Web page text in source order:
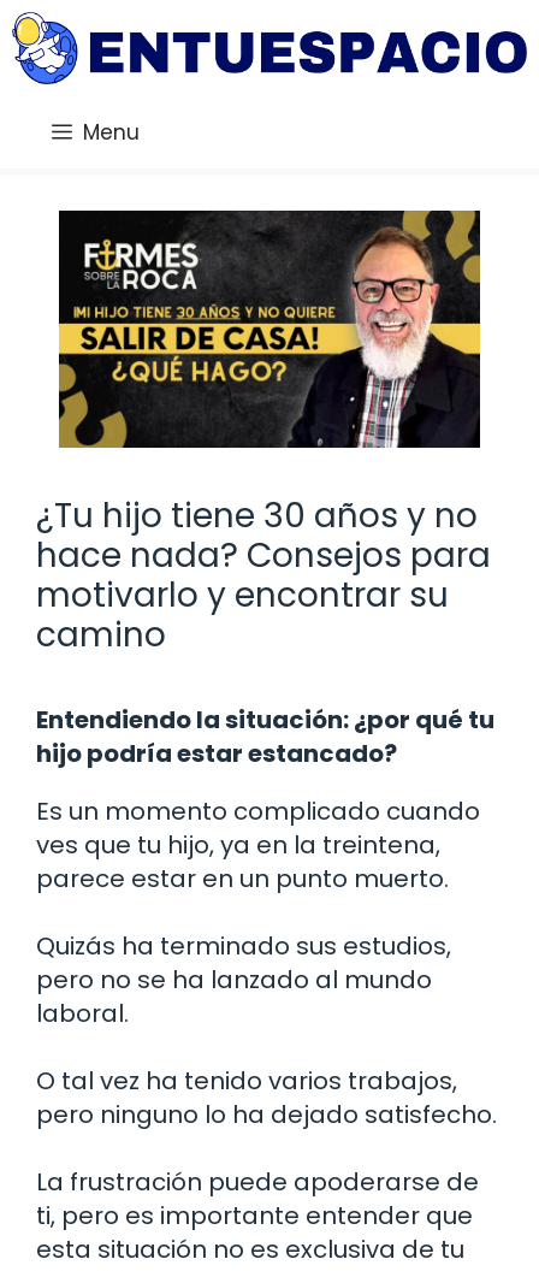
Saltar
al
contenido
Menu
¿Tu hijo tiene 30 años y no
hace nada? Consejos para
motivarlo y encontrar su
camino
Entendiendo la situación: ¿por qué tu
hijo podría estar estancado?
Es un momento complicado cuando
ves que tu hijo, ya en la treintena,
parece estar en un punto muerto.
Quizás ha terminado sus estudios,
pero no se ha lanzado al mundo
laboral.
O tal vez ha tenido varios trabajos,
pero ninguno lo ha dejado satisfecho.
La frustración puede apoderarse de
ti, pero es importante entender que
esta situación no es exclusiva de tu